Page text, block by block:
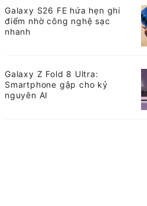
Galaxy S26 FE hứa hẹn ghi
điểm nhờ công nghệ sạc
nhanh
Galaxy Z Fold 8 Ultra:
Smartphone gập cho kỷ
nguyên AI